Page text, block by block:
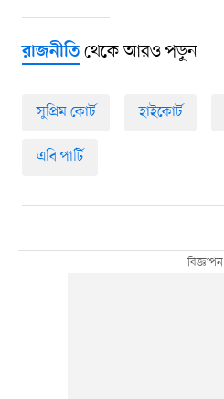
রাজনীতিথেকে আরও পড়ুন
সুপ্রিম কোর্ট হাইকোর্ট
এবি পার্টি